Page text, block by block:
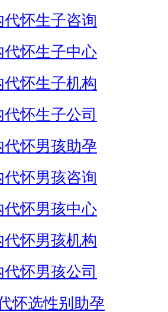
代怀生子咨询
代怀生子中心
代怀生子机构
代怀生子公司
代怀男孩助孕
代怀男孩咨询
代怀男孩中心
代怀男孩机构
代怀男孩公司
怀选性别助孕